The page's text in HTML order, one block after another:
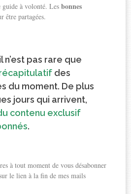
guide à volonté. Lesbonnes
être partagées.
n’est pas rare que
des
du moment. De plus
jours qui arrivent,
contenu exclusif
.
à tout moment de vous désabonner
le lien à la fin de mes mails